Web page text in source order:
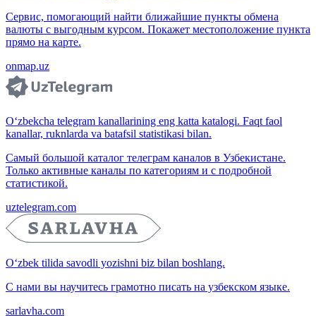
Сервис, помогающий найти ближайшие пункты обмена
валюты с выгодным курсом. Покажет местоположение пункта
прямо на карте.
onmap.uz
O‘zbekcha telegram kanallarining eng katta katalogi. Faqt faol
kanallar, ruknlarda va batafsil statistikasi bilan.
Самый большой каталог телеграм каналов в Узбекистане.
Только активные каналы по категориям и с подробной
статистикой.
uztelegram.com
O‘zbek tilida savodli yozishni biz bilan boshlang.
С нами вы научитесь грамотно писать на узбекском языке.
sarlavha.com